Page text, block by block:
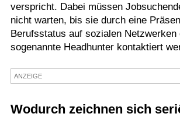
Kultur
Sport
Termine
verspricht. Dabei müssen
nicht warten, bis sie durch eine
Berufsstatus auf sozialen Netzwerken
sogenannte Headhunter kontaktiert
ANZEIGE
Wodurch zeichnen sich